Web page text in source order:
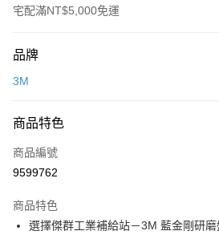
宅配滿NT$5,000免運
信用卡一次付款
LINE Pay
Apple Pay
運送方式
品牌
3M
商品特色
商品編號
9599762
商品特色
選擇傑群工業補給站－3M 藍金剛研